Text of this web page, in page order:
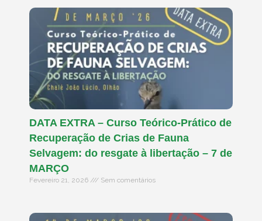
DATA EXTRA – Curso Teórico-Prático de
Recuperação de Crias de Fauna
Selvagem: do resgate à libertação – 7 de
MARÇO
Fevereiro 21, 2026 Sem comentários